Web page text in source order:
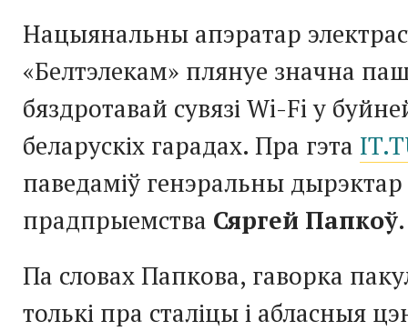
Нацыянальны апэратар
«Белтэлекам» плянуе значна
бяздротавай сувязі Wi-Fi у
беларускіх гарадах. Пра гэта
паведаміў генэральны дырэктар
прадпрыемства Сяргей Папкоў.
Па словах Папкова, гаворка
толькі пра сталіцы і абласныя